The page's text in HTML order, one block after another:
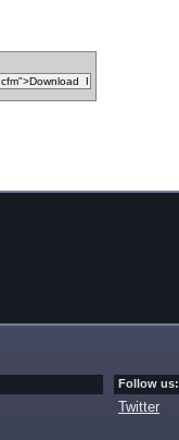
Follow us:
Twitter